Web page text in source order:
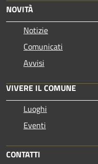
NOVITÀ
Notizie
Comunicati
Avvisi
VIVERE IL COMUNE
Luoghi
Eventi
CONTATTI